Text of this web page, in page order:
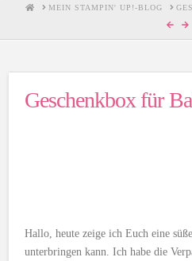
HOMEMEIN STAMPIN' UP!-BLOG
Geschenkbox für
Hallo, heute zeige ich Euch eine
unterbringen kann. Ich habe die